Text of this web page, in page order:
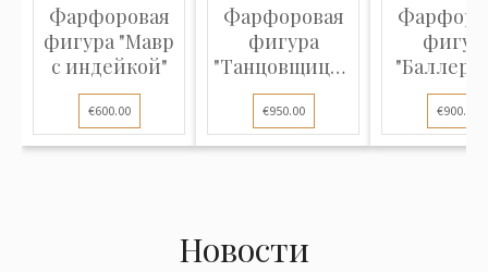
Фарфоровая
фигура "Мавр
с индейкой"
€600.00
Фарфоровая
фигура
"Танцовщица -
Урсула
Дейнерт"
€950.00 €900.00
Новости